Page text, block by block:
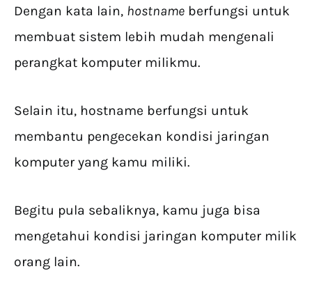
Dengan kata lain, hostname berfungsi untuk
membuat sistem lebih mudah mengenali
perangkat komputer milikmu.
Selain itu, hostname berfungsi untuk
membantu pengecekan kondisi jaringan
komputer yang kamu miliki.
Begitu pula sebaliknya, kamu juga bisa
mengetahui kondisi jaringan komputer milik
orang lain.